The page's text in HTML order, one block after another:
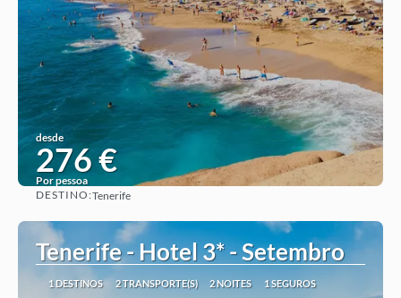
desde
276 €
Por pessoa
DESTINO:Tenerife
Tenerife - Hotel 3* - Setembro
1 DESTINOS 2 TRANSPORTE(S) 2 NOITES 1 SEGUROS